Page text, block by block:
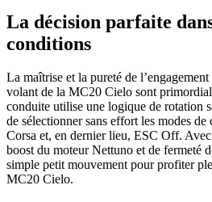
La décision parfaite
conditions
La maîtrise et la pureté de
volant de la MC20 Cielo sont
conduite utilise une logique de rotation
de sélectionner sans effort les modes
Corsa et, en dernier lieu, ESC Off.
boost du moteur Nettuno et de fermeté
simple petit mouvement pour profiter
MC20 Cielo.